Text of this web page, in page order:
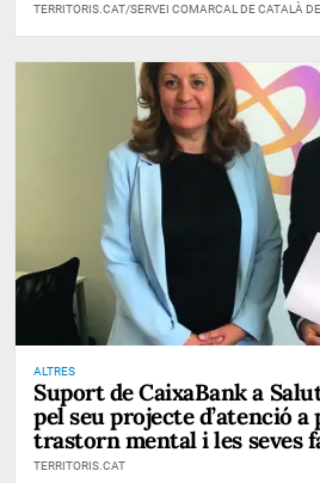
TERRITORIS.CAT/SERVEI COMARCAL DE CATALÀ
ALTRES
Suport de CaixaBank a
pel seu projecte d’atenció a
trastorn mental i les seves
TERRITORIS.CAT